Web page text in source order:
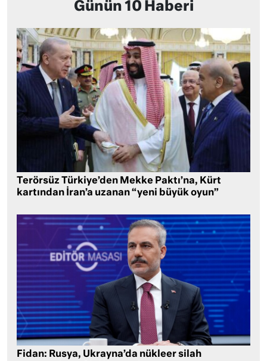
Günün 10 Haberi
Terörsüz Türkiye’den Mekke Paktı’na, Kürt
kartından İran’a uzanan “yeni büyük oyun”
Fidan: Rusya, Ukrayna’da nükleer silah